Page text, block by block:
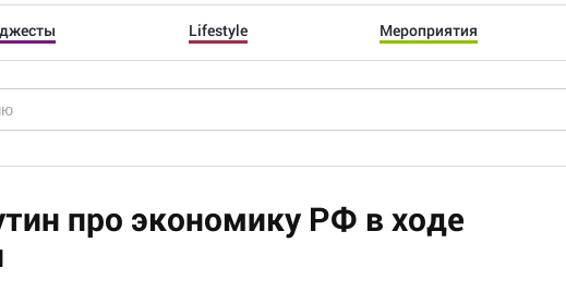
Lifestyle Мероприятия
про экономику РФ в ходе